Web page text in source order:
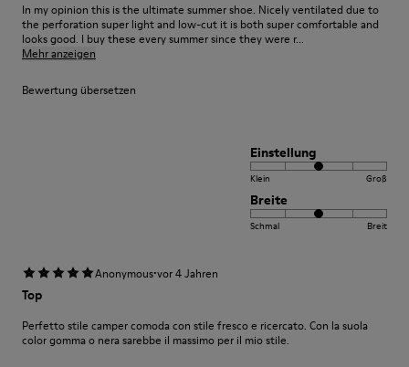
In my opinion this is the ultimate summer shoe. Nicely ventilated due to
the perforation super light and low-cut it is both super comfortable and
looks good. I buy these every summer since they were r...
Mehr anzeigen
Bewertung übersetzen
Einstellung
Klein Groß
Breite
Schmal Breit
Anonymous·vor 4 Jahren
Top
Perfetto stile camper comoda con stile fresco e ricercato. Con la suola
color gomma o nera sarebbe il massimo per il mio stile.